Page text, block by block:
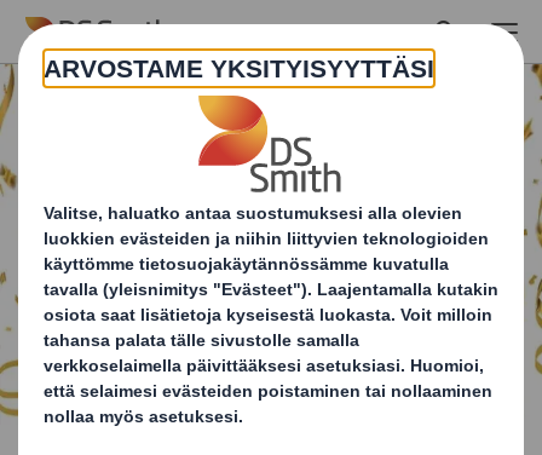
Skip to main content